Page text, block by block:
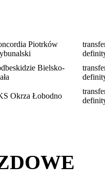
Piotrków
Bielsko-
Okrza Łobodno